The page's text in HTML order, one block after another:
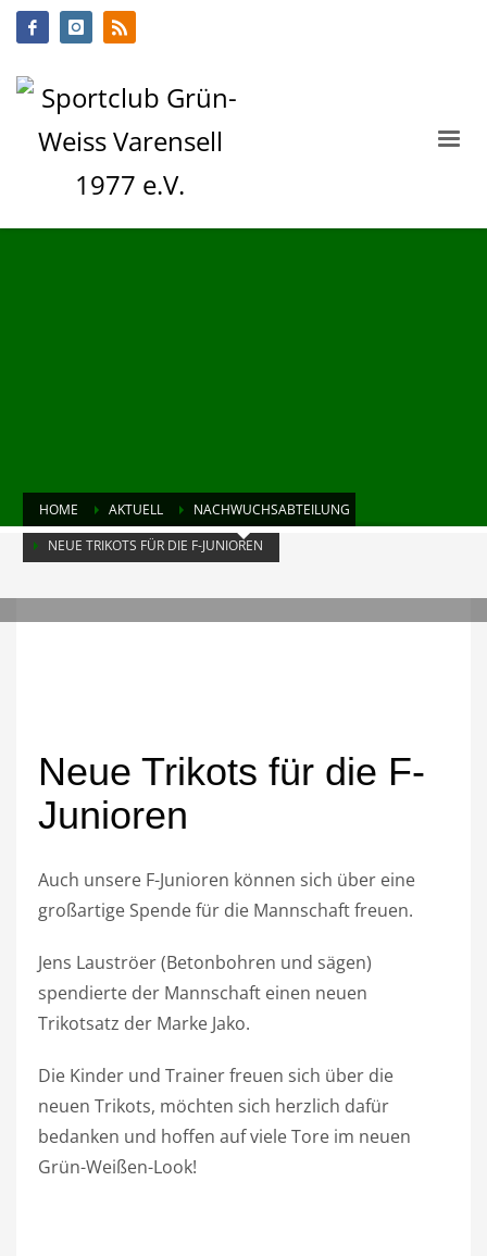
HOME AKTUELL
NACHWUCHSABTEILUNG
NEUE TRIKOTS FÜR DIE F-JUNIOREN
Neue Trikots für die F-
Junioren
Auch unsere F-Junioren können sich über eine
großartige Spende für die Mannschaft freuen.
Jens Lauströer (Betonbohren und sägen)
spendierte der Mannschaft einen neuen
Trikotsatz der Marke Jako.
Die Kinder und Trainer freuen sich über die
neuen Trikots, möchten sich herzlich dafür
bedanken und hoffen auf viele Tore im neuen
Grün-Weißen-Look!